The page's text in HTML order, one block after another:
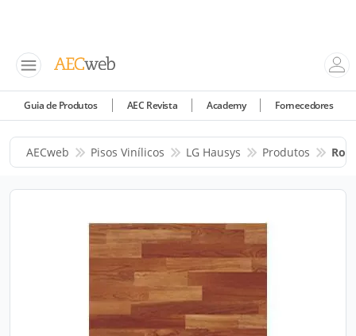
Guia de Produtos AEC Revista Academy Fornecedores
AECweb Pisos Vinílicos LG Hausys Produtos